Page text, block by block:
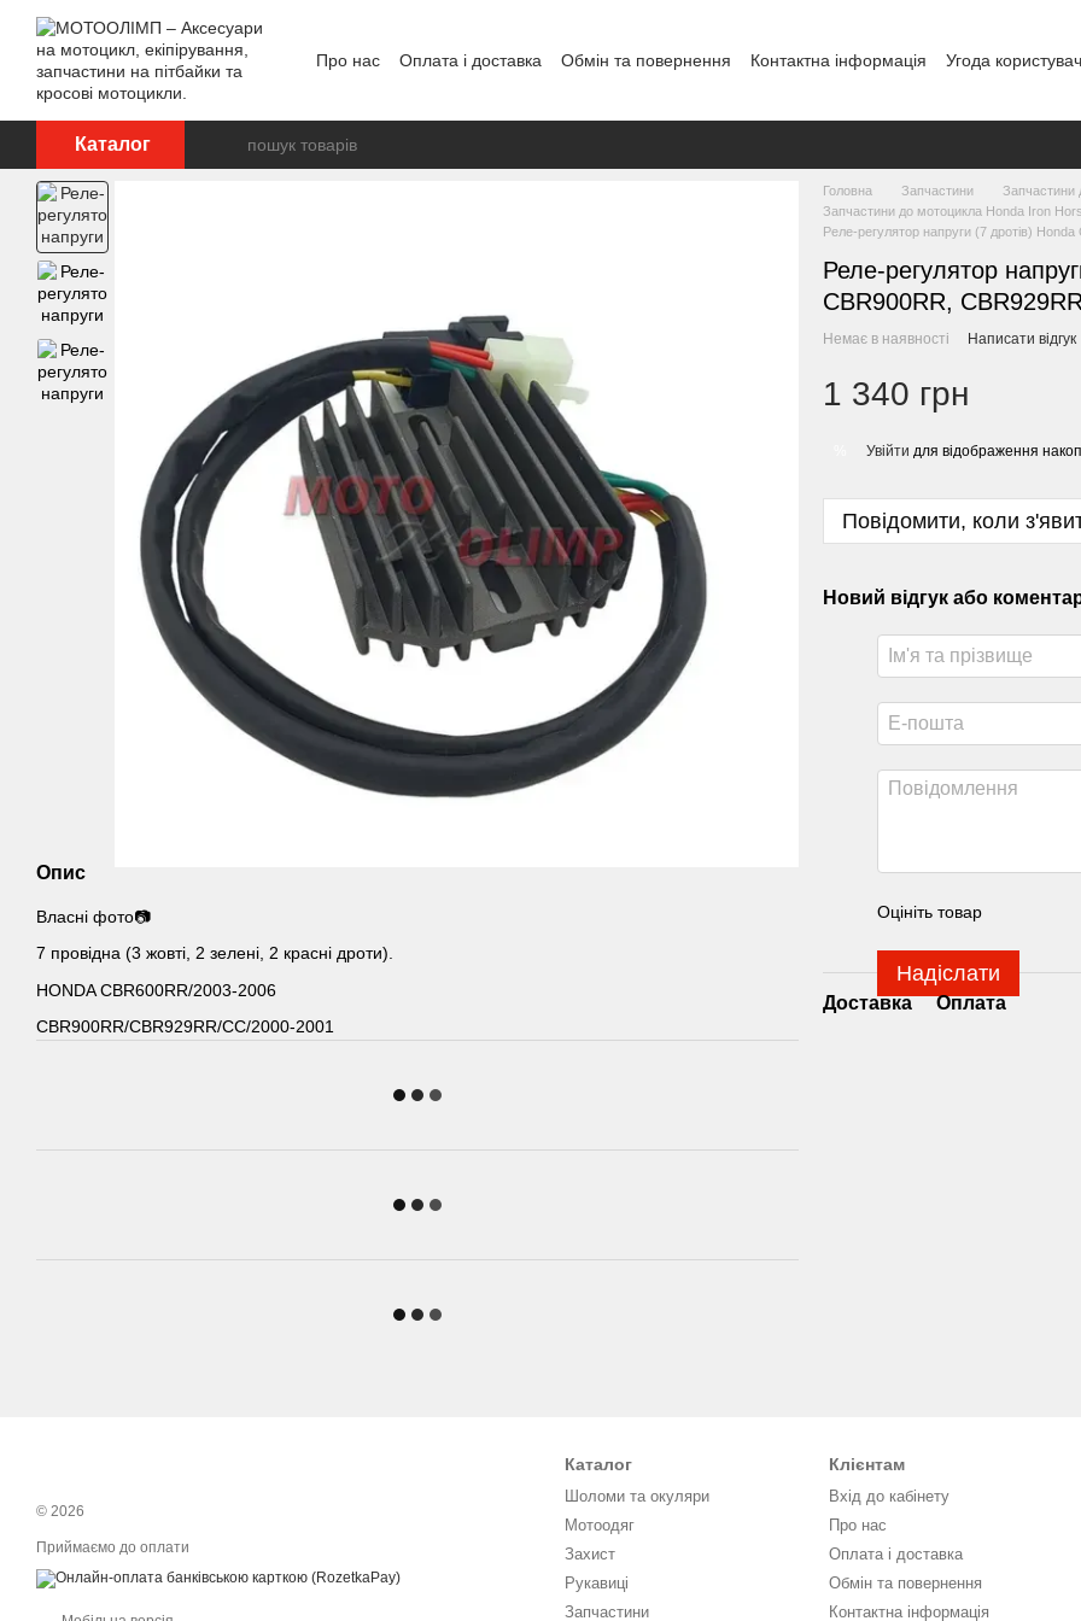
Перейти до основного контенту
Про нас Оплата і доставка Обмін та повернення Контактна інформація
Угода
Каталог
Опис
Власні фото📷
7 провідна (3 жовті, 2 зелені, 2 красні дроти).
HONDA CBR600RR/2003-2006
CBR900RR/CBR929RR/CC/2000-2001
Головна Запчастини
Запчастини
Запчастини до мотоцикла Honda Iron
Реле-регулятор напруги (7 дротів)
Реле-регулятор
CBR900RR,
Немає в наявності Написати відгук
1 340 грн
Увійти для відображення
Повідомити, коли
Новий відгук або
Оцініть товар
Надіслати
Доставка Оплата
© 2026
Приймаємо до оплати
Каталог
Шоломи та окуляри
Мотоодяг
Захист
Рукавиці
Запчастини
Клієнтам
Вхід до кабінету
Про нас
Оплата і доставка
Обмін та повернення
Контактна інформація